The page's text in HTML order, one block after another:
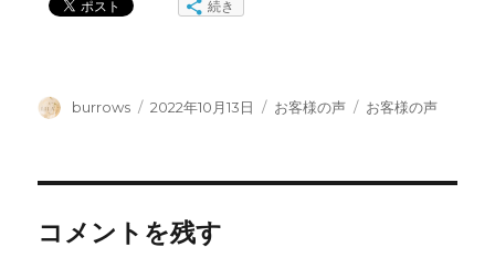
続き
投
burrows
投
2022年10月13日
カ
お客様の声
タ
お客様の声
コメントを残す